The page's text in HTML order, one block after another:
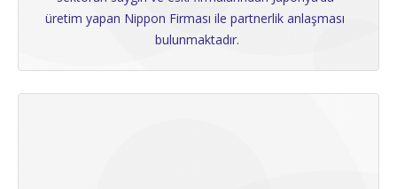
üretim yapan Nippon Firması ile partnerlik anlaşması
bulunmaktadır.